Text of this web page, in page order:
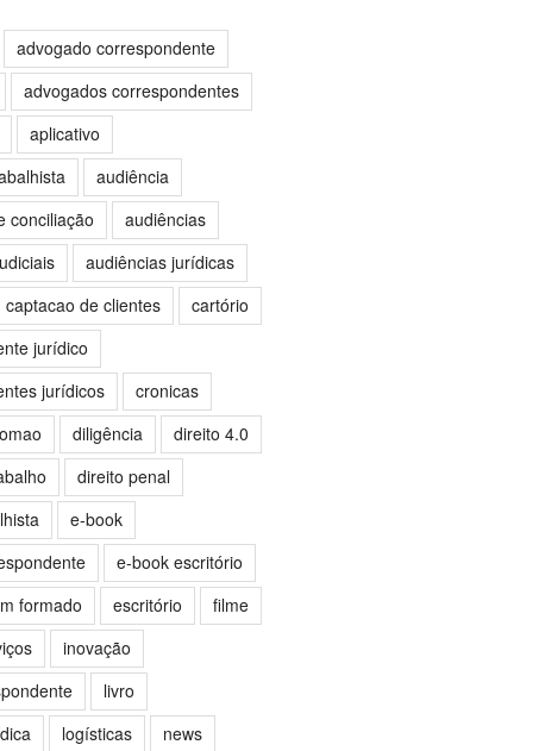
advogado correspondente
advogados correspondentes
aplicativo
audiência
conciliação
audiências
audiências jurídicas
captacao de clientes
cartório
jurídico
jurídicos
cronicas
diligência
direito 4.0
direito penal
e-book
e-book escritório
formado
escritório
filme
inovação
livro
logísticas news